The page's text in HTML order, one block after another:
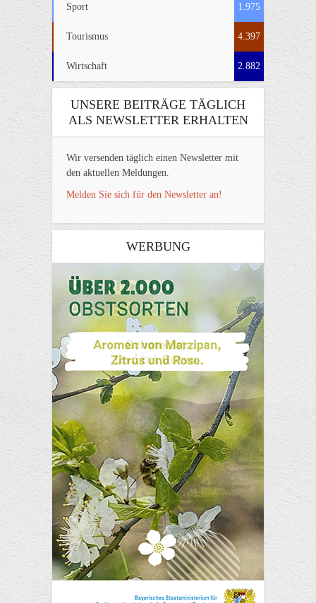
Sport 1.975
Tourismus 4.397
Wirtschaft 2.882
UNSERE BEITRÄGE TÄGLICH
ALS NEWSLETTER ERHALTEN
Wir versenden täglich einen Newsletter mit
den aktuellen Meldungen.
Melden Sie sich für den Newsletter an!
WERBUNG